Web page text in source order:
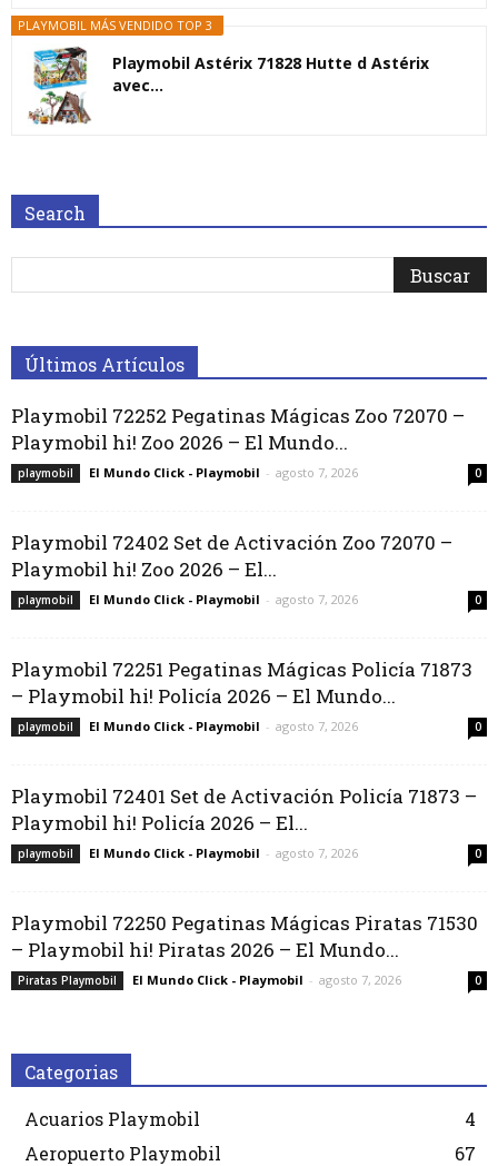
PLAYMOBIL MÁS VENDIDO TOP 3
Playmobil Astérix 71828 Hutte d Astérix
avec...
Search
Últimos Artículos
Playmobil 72252 Pegatinas Mágicas Zoo 72070 –
Playmobil hi! Zoo 2026 – El Mundo...
playmobil El Mundo Click - Playmobil - agosto 7, 2026 0
Playmobil 72402 Set de Activación Zoo 72070 –
Playmobil hi! Zoo 2026 – El...
playmobil El Mundo Click - Playmobil - agosto 7, 2026 0
Playmobil 72251 Pegatinas Mágicas Policía 71873
– Playmobil hi! Policía 2026 – El Mundo...
playmobil El Mundo Click - Playmobil - agosto 7, 2026 0
Playmobil 72401 Set de Activación Policía 71873 –
Playmobil hi! Policía 2026 – El...
playmobil El Mundo Click - Playmobil - agosto 7, 2026 0
Playmobil 72250 Pegatinas Mágicas Piratas 71530
– Playmobil hi! Piratas 2026 – El Mundo...
Piratas Playmobil El Mundo Click - Playmobil - agosto 7, 2026 0
Categorias
Acuarios Playmobil
4
Aeropuerto Playmobil
67